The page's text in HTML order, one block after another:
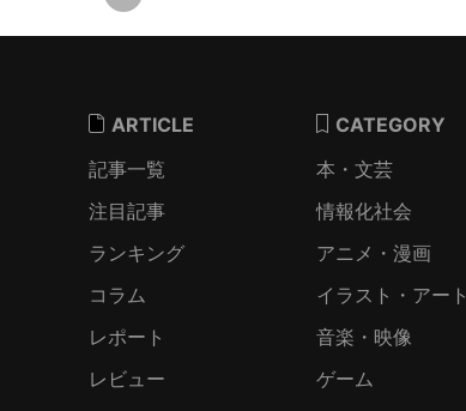
ARTICLE
記事一覧
注目記事
ランキング
コラム
レポート
レビュー
CATEGORY
本・文芸
情報化社会
アニメ・漫画
イラスト・アート
音楽・映像
ゲーム